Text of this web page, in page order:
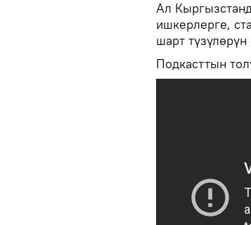
Ал
ишкерлерге,
шарт
Подкасттын